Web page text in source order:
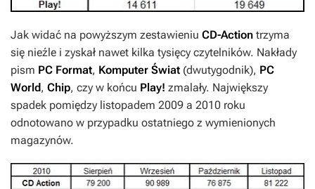
Jak widać na powyższym zestawieniu CD-Action trzyma
się nieźle i zyskał nawet kilka tysięcy czytelników. Nakłady
pism PC Format, Komputer Świat (dwutygodnik), PC
World, Chip, czy w końcu Play! zmalały. Największy
spadek pomiędzy listopadem 2009 a 2010 roku
odnotowano w przypadku ostatniego z wymienionych
magazynów.